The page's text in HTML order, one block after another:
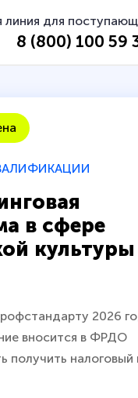
линия для
8 (800) 100 59
в сфере
2026
вносится в ФРДО
получить налоговый